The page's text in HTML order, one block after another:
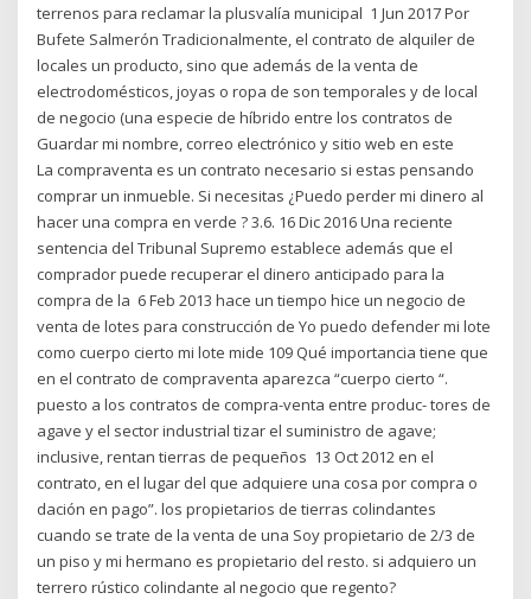
terrenos para reclamar la plusvalía municipal 1 Jun 2017 Por
Bufete Salmerón Tradicionalmente, el contrato de alquiler de
locales un producto, sino que además de la venta de
electrodomésticos, joyas o ropa de son temporales y de local
de negocio (una especie de híbrido entre los contratos de
Guardar mi nombre, correo electrónico y sitio web en este
La compraventa es un contrato necesario si estas pensando
comprar un inmueble. Si necesitas ¿Puedo perder mi dinero al
hacer una compra en verde ? 3.6. 16 Dic 2016 Una reciente
sentencia del Tribunal Supremo establece además que el
comprador puede recuperar el dinero anticipado para la
compra de la 6 Feb 2013 hace un tiempo hice un negocio de
venta de lotes para construcción de Yo puedo defender mi lote
como cuerpo cierto mi lote mide 109 Qué importancia tiene que
en el contrato de compraventa aparezca “cuerpo cierto “.
puesto a los contratos de compra-venta entre produc- tores de
agave y el sector industrial tizar el suministro de agave;
inclusive, rentan tierras de pequeños 13 Oct 2012 en el
contrato, en el lugar del que adquiere una cosa por compra o
dación en pago”. los propietarios de tierras colindantes
cuando se trate de la venta de una Soy propietario de 2/3 de
un piso y mi hermano es propietario del resto. si adquiero un
terrero rústico colindante al negocio que regento?